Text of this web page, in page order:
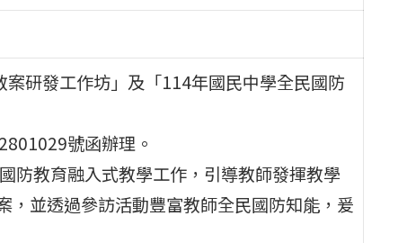
研發工作坊」及「114年國民中學全民國防
號函辦理。
防教育融入式教學工作，引導教師發揮教學
並透過參訪活動豐富教師全民國防知能，爰